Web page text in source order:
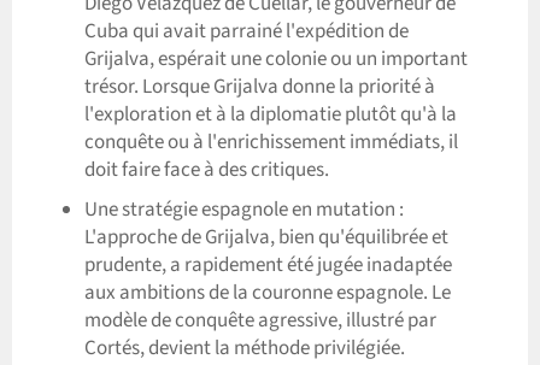
Cuba qui avait parrainé l'expédition de
Grijalva, espérait une colonie ou un important
trésor. Lorsque Grijalva donne la priorité à
l'exploration et à la diplomatie plutôt qu'à la
conquête ou à l'enrichissement immédiats, il
doit faire face à des critiques.
Une stratégie espagnole en mutation :
L'approche de Grijalva, bien qu'équilibrée et
prudente, a rapidement été jugée inadaptée
aux ambitions de la couronne espagnole. Le
modèle de conquête agressive, illustré par
Cortés, devient la méthode privilégiée.